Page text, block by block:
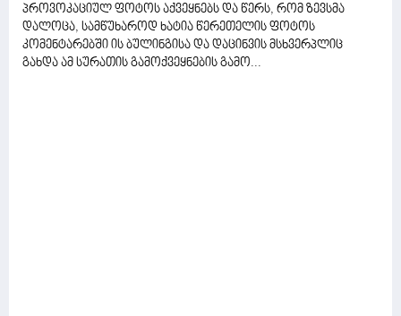
პროვოკაციულ ფოტოს აქვეყნებს და წერს, რომ ზევსმა
დალოცა, სამწუხაროდ ხატია წერეთელის ფოტოს
კომენტარებში ის ბულინგისა და დაცინვის მსხვერპლიც
გახდა ამ სურათის გამოქვეყნების გამო...